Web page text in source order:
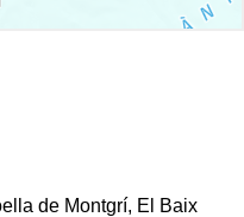
de Montgrí, El Baix